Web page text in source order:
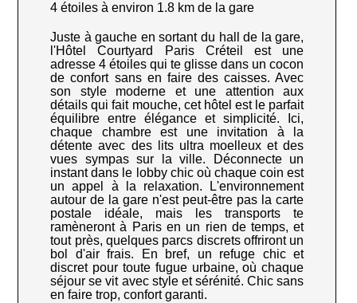
4 étoiles à environ 1.8 km de la gare
Juste à gauche en sortant du hall de la gare,
l'Hôtel Courtyard Paris Créteil est une
adresse 4 étoiles qui te glisse dans un cocon
de confort sans en faire des caisses. Avec
son style moderne et une attention aux
détails qui fait mouche, cet hôtel est le parfait
équilibre entre élégance et simplicité. Ici,
chaque chambre est une invitation à la
détente avec des lits ultra moelleux et des
vues sympas sur la ville. Déconnecte un
instant dans le lobby chic où chaque coin est
un appel à la relaxation. L'environnement
autour de la gare n'est peut-être pas la carte
postale idéale, mais les transports te
ramèneront à Paris en un rien de temps, et
tout près, quelques parcs discrets offriront un
bol d'air frais. En bref, un refuge chic et
discret pour toute fugue urbaine, où chaque
séjour se vit avec style et sérénité. Chic sans
en faire trop, confort garanti.